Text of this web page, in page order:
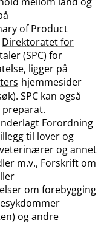
of Product
Direktoratet for
(SPC) for
ligger på
hjemmesider
SPC kan også
preparat.
Forordning
til lover og
og annet
m.v., Forskrift om
om forebygging
og andre